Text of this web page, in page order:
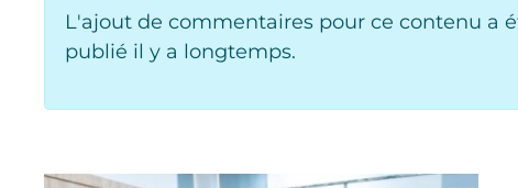
L'ajout de commentaires pour ce contenu a
publié il y a longtemps.